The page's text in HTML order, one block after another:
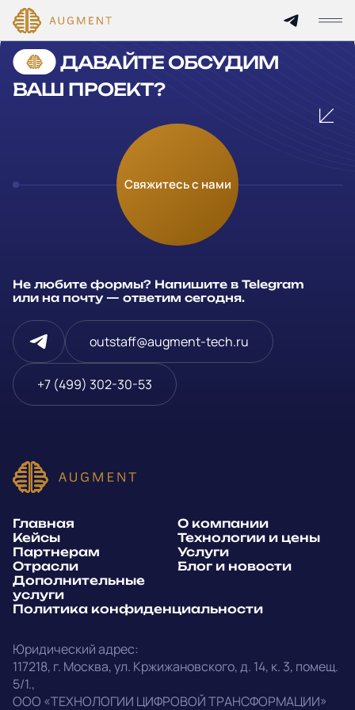
Написать в Telegram
outstaff@augment-tech.ru
Главная
Технологии и цены
Услуги
Отрасли
Блог и новости
Политика
конфиденциальности
Cannot find 'services' template with page 'detail'
ДАВАЙТЕ ОБСУДИМ
ВАШ ПРОЕКТ?
Свяжитесь с нами
Не любите формы? Напишите в Telegram
или на почту — ответим сегодня.
outstaff@augment-tech.ru
+7 (499) 302-30-53
Юридический адрес:
117218, г. Москва,ул. Кржижановского, д. 14, к. 3, помещ.
5/1.,
ООО «ТЕХНОЛОГИИ ЦИФРОВОЙ ТРАНСФОРМАЦИИ»
Главная
О компании
Кейсы
Технологии и цены
Партнерам
Услуги
Отрасли
Блог и новости
Дополнительные
услуги
Политика конфиденциальности
Оставьте заявку
Заполните и отправьте данные и мы свяжемся с вами в
течение рабочего дня
Компания
Телефон*
E-mail
Telegram
WhatsApp
E-mail
Позвонить
Напишите, какие специалисты, в каком количестве и как
срочно нужны на ваш проект
Прикрепить файл